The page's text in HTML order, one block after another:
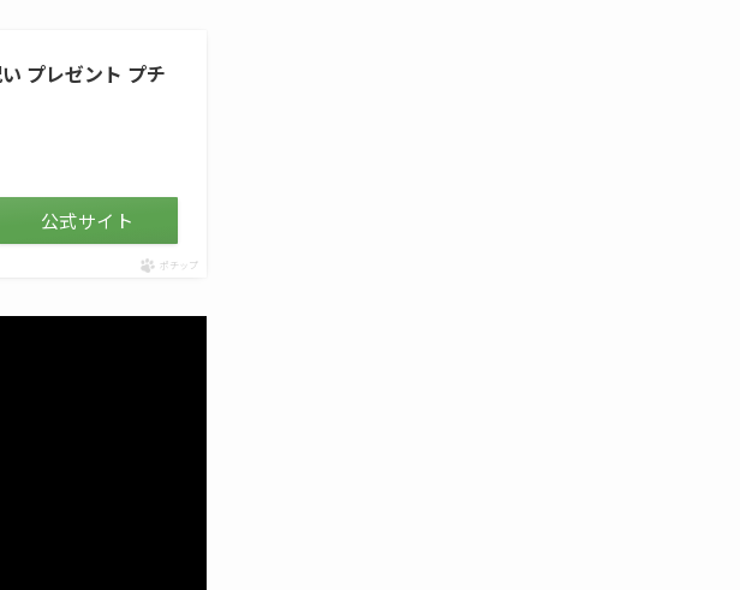
プレゼント プチ
公式サイト
ポチップ